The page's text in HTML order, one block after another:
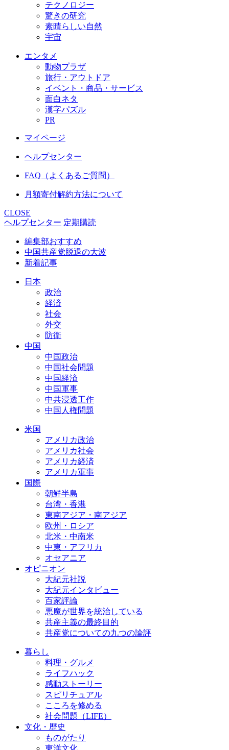
テクノロジー
驚きの研究
素晴らしい自然
宇宙
エンタメ
動物プラザ
旅行・アウトドア
イベント・商品・サービス
面白ネタ
漢字パズル
PR
マイページ
ヘルプセンター
FAQ（よくあるご質問）
月額寄付解約方法について
CLOSE
ヘルプセンター 定期購読
編集部おすすめ
中国共産党脱退の大波
新着記事
日本
政治
経済
社会
外交
防衛
中国
中国政治
中国社会問題
中国経済
中国軍事
中共浸透工作
中国人権問題
米国
アメリカ政治
アメリカ社会
アメリカ経済
アメリカ軍事
国際
朝鮮半島
台湾・香港
東南アジア・南アジア
欧州・ロシア
北米・中南米
中東・アフリカ
オセアニア
オピニオン
大紀元社説
大紀元インタビュー
百家評論
悪魔が世界を統治している
共産主義の最終目的
共産党についての九つの論評
暮らし
料理・グルメ
ライフハック
感動ストーリー
スピリチュアル
こころを修める
社会問題（LIFE）
文化・歴史
ものがたり